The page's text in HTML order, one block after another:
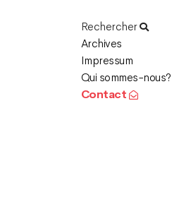
Rechercher
Archives
Impressum
Qui sommes-nous?
Contact